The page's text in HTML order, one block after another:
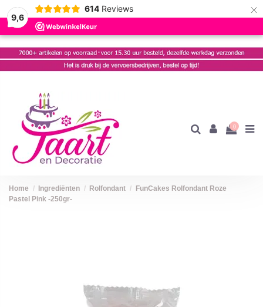
9,6
614 Reviews ×
0
Home Ingrediënten Rolfondant
FunCakes Rolfondant Roze
Pastel Pink -250gr-